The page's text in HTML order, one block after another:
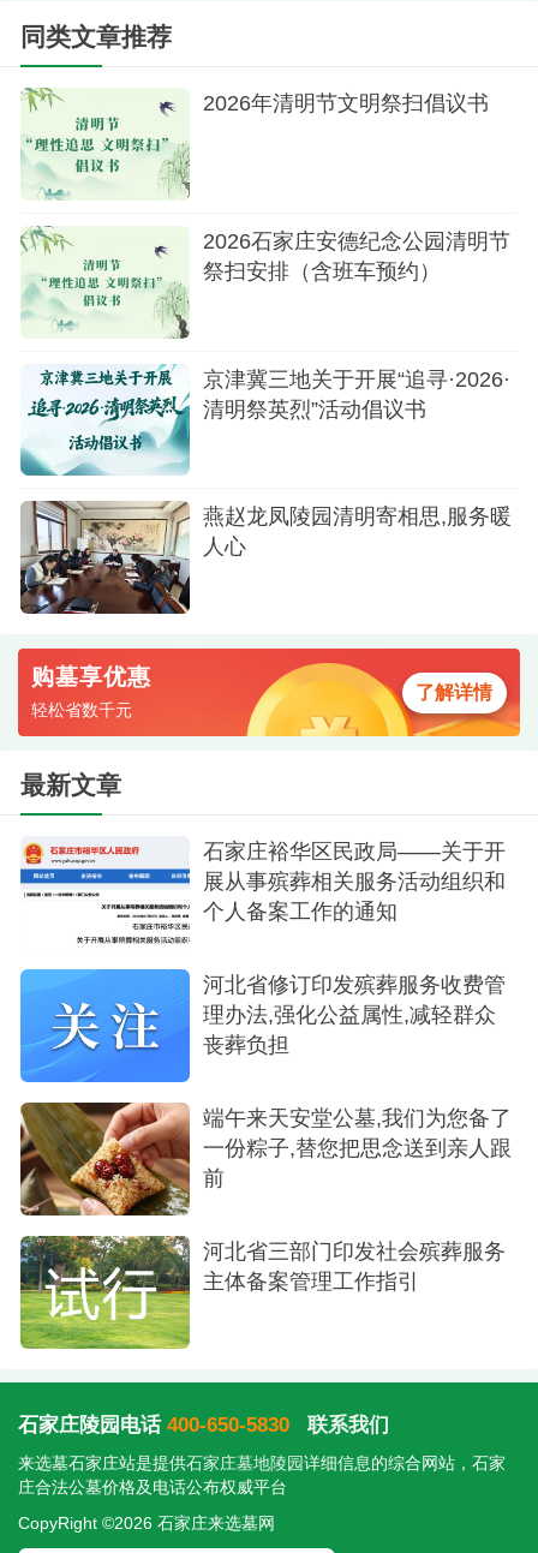
7.共享共祭。为孤寡老人、异地游子提供代祭扫
服务，由志愿者敬献鲜花、传递祝福，让关怀跨越
血缘。
8.志愿同行。党员、学生、社区骨干组成志愿队
伍，引导规范祭扫行为，及时劝阻露天焚烧等陋
习。
五童声清朗，让清明成为生命教育的“启蒙”
9.感知生命。开展家长与孩子共植“生命树”亲子
活动，讲述生命轮回的故事，在自然中理解离别与
成长。
10.传播践行。鼓励儿童绘制清明主题画作，或
参与传统祭祀礼仪演示，当好“小小文明使者”，让文
化根脉代代相传。市民朋友们，文明始于心，践于
行。让我们携手同行，以文明之举守护青山绿水，
情。愿这个清明，哀思如细雨润物无声，文明似春
风吹拂心田。
同类文章推荐
2026年清明节文明祭扫倡议书
2026石家庄安德纪念公园清明节
祭扫安排（含班车预约）
京津冀三地关于开展“追寻·2026·
清明祭英烈”活动倡议书
燕赵龙凤陵园清明寄相思,服务暖
人心
购墓享优惠
轻松省数千元
了解详情
最新文章
石家庄裕华区民政局——关于开
展从事殡葬相关服务活动组织和
个人备案工作的通知
河北省修订印发殡葬服务收费管
理办法,强化公益属性,减轻群众
丧葬负担
端午来天安堂公墓,我们为您备了
一份粽子,替您把思念送到亲人跟
前
河北省三部门印发社会殡葬服务
主体备案管理工作指引
石家庄陵园电话 400-650-5830 联系我们
来选墓石家庄站是提供石家庄墓地陵园 详细信息的综合网站，石家
庄合法公墓价格及电话公布权威平台
CopyRight ©2026 石家庄来选墓网